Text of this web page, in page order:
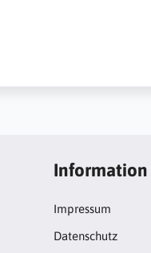
Information
Impressum
Datenschutz